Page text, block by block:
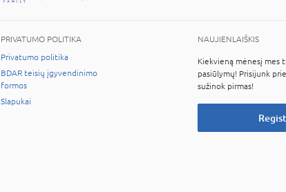
PRIVATUMO POLITIKA
Privatumo politika
BDAR teisių įgyvendinimo
formos
Slapukai
NAUJIENLAIŠKIS
Kiekvieną mėnesį mes
pasiūlymų! Prisijunk
sužinok pirmas!